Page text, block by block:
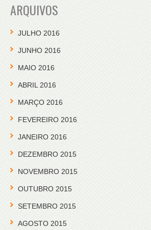
ARQUIVOS
JULHO 2016
JUNHO 2016
MAIO 2016
ABRIL 2016
MARÇO 2016
FEVEREIRO 2016
JANEIRO 2016
DEZEMBRO 2015
NOVEMBRO 2015
OUTUBRO 2015
SETEMBRO 2015
AGOSTO 2015